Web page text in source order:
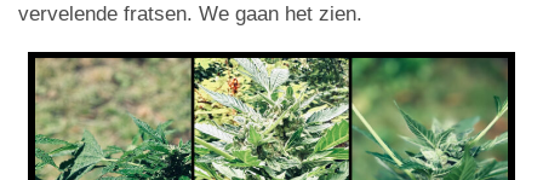
vervelende fratsen. We gaan het zien.